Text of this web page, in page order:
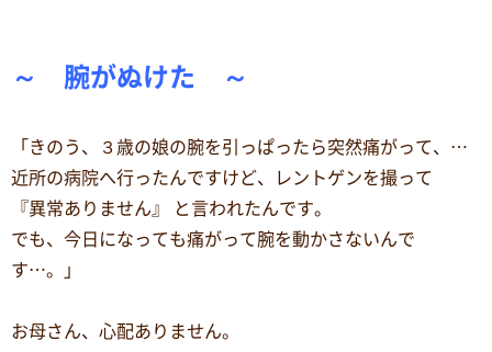
～ 腕がぬけた ～
「きのう、３歳の娘の腕を引っぱったら突然痛がって、…
近所の病院へ行ったんですけど、レントゲンを撮って
『異常ありません』 と言われたんです。
でも、今日になっても痛がって腕を動かさないんで
す…。」
お母さん、心配ありません。